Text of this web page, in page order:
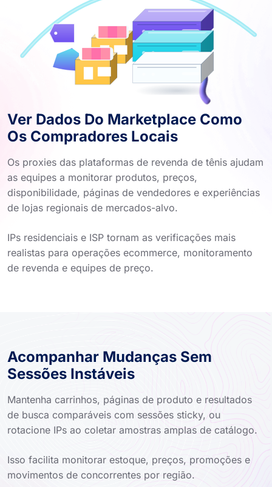
Ver Dados Do Marketplace Como
Os Compradores Locais
Os proxies das plataformas de revenda de tênis ajudam
as equipes a monitorar produtos, preços,
disponibilidade, páginas de vendedores e experiências
de lojas regionais de mercados-alvo.
IPs residenciais e ISP tornam as verificações mais
realistas para operações ecommerce, monitoramento
de revenda e equipes de preço.
Acompanhar Mudanças Sem
Sessões Instáveis
Mantenha carrinhos, páginas de produto e resultados
de busca comparáveis com sessões sticky, ou
rotacione IPs ao coletar amostras amplas de catálogo.
Isso facilita monitorar estoque, preços, promoções e
movimentos de concorrentes por região.